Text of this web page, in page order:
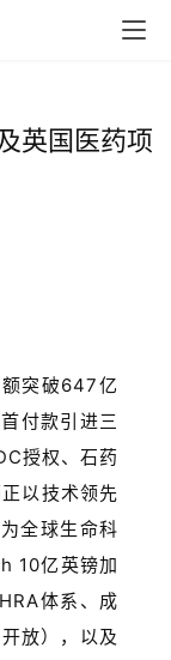
英国医药项
突破647亿
付款引进三
授权、石药
以技术领先
全球生命科
10亿英镑加
体系、成
放），以及